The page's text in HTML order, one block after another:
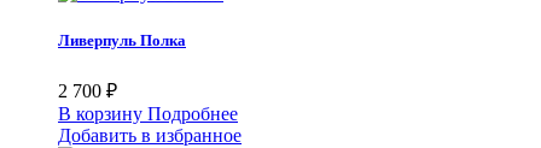
Ливерпуль Полка
2 700 ₽
В корзину Подробнее
Добавить в избранное